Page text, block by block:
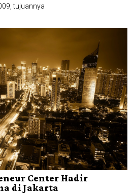
tujuannya
Center Hadir
di Jakarta